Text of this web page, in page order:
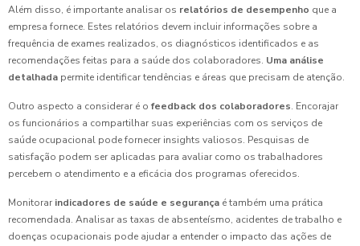
Além disso, é importante analisar os relatórios de desempenho que a
empresa fornece. Estes relatórios devem incluir informações sobre a
frequência de exames realizados, os diagnósticos identificados e as
recomendações feitas para a saúde dos colaboradores. Uma análise
detalhada permite identificar tendências e áreas que precisam de atenção.
Outro aspecto a considerar é o feedback dos colaboradores. Encorajar
os funcionários a compartilhar suas experiências com os serviços de
saúde ocupacional pode fornecer insights valiosos. Pesquisas de
satisfação podem ser aplicadas para avaliar como os trabalhadores
percebem o atendimento e a eficácia dos programas oferecidos.
Monitorar indicadores de saúde e segurança é também uma prática
recomendada. Analisar as taxas de absenteísmo, acidentes de trabalho e
doenças ocupacionais pode ajudar a entender o impacto das ações de